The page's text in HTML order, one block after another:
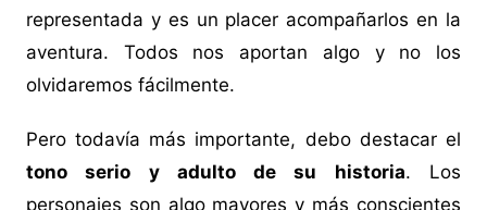
representada y es un placer acompañarlos en la
aventura. Todos nos aportan algo y no los
olvidaremos fácilmente.
Pero todavía más importante, debo destacar el
tono serio y adulto de su historia. Los
personajes son algo mayores y más conscientes